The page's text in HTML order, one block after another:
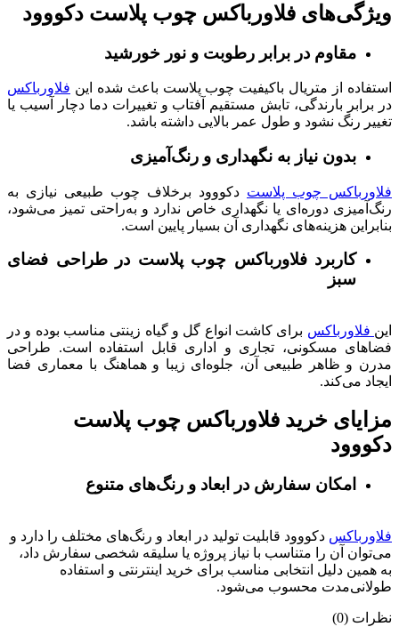
ویژگی‌های فلاورباکس چوب پلاست دکووود
مقاوم در برابر رطوبت و نور خورشید
استفاده از متریال باکیفیت چوب پلاست باعث شده این فلاورباکس
در برابر بارندگی، تابش مستقیم آفتاب و تغییرات دما دچار آسیب یا
تغییر رنگ نشود و طول عمر بالایی داشته باشد.
بدون نیاز به نگهداری و رنگ‌آمیزی
فلاورباکس چوب پلاست دکووود برخلاف چوب طبیعی نیازی به
رنگ‌آمیزی دوره‌ای یا نگهداری خاص ندارد و به‌راحتی تمیز می‌شود،
بنابراین هزینه‌های نگهداری آن بسیار پایین است.
کاربرد فلاورباکس چوب پلاست در طراحی فضای
سبز
این فلاورباکس برای کاشت انواع گل و گیاه زینتی مناسب بوده و در
فضاهای مسکونی، تجاری و اداری قابل استفاده است. طراحی
مدرن و ظاهر طبیعی آن، جلوه‌ای زیبا و هماهنگ با معماری فضا
ایجاد می‌کند.
مزایای خرید فلاورباکس چوب پلاست
دکووود
امکان سفارش در ابعاد و رنگ‌های متنوع
فلاورباکس دکووود قابلیت تولید در ابعاد و رنگ‌های مختلف را دارد و
می‌توان آن را متناسب با نیاز پروژه یا سلیقه شخصی سفارش داد،
به همین دلیل انتخابی مناسب برای خرید اینترنتی و استفاده
طولانی‌مدت محسوب می‌شود.
نظرات (0)